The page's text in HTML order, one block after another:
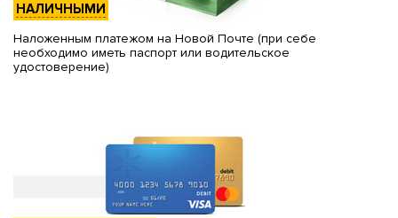
НАЛИЧНЫМИ
Наложенным платежом на Новой Почте (при себе
необходимо иметь паспорт или водительское
удостоверение)